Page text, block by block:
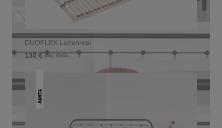
DUOFLEX Lattenrost
130 € inkl. MwSt.
AMITA